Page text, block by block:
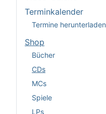
Terminkalender
Termine herunterladen
Shop
Bücher
CDs
MCs
Spiele
LPs